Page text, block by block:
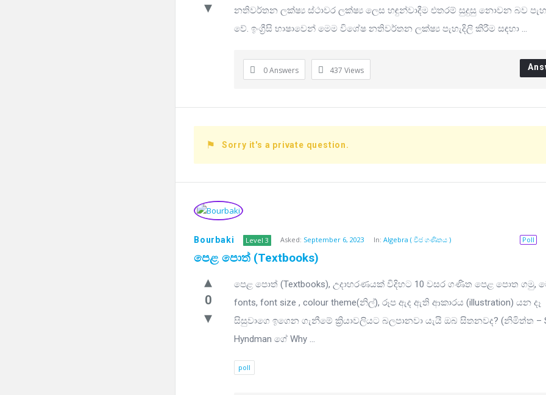
නතිවර්තන ලක්ෂ්‍ය ස්ථාවර ලක්ෂ්‍ය ලෙස හඳුන්වාදීම එතරම් සුදුසු නොවන බව
වේ. ඉංග්‍රීසි භාෂාවෙන් මෙම විශේෂ නතිවර්තන ලක්ෂ්‍ය පැහැදිලි කිරීම සඳහා ...
0 Answers 437 Views
Sorry it's a private question.
Poll
Bourbaki Level 3 Asked: September 6, 2023 In:Algebra ( වීජ ගණිතය )
පෙළ පොත් (Textbooks)
0
පෙළ පොත් (Textbooks), උදාහරණයක් විදිහට 10 වසර ගණිත පෙළ පොත ගමු,
fonts, font size , colour theme(නිල්), රූප ඇද ඇති ආකාරය (illustration) යන දෑ
සිසුවාගෙ ඉගෙන ගැනීමේ ක්‍රියාවලියට බලපානවා යැයි ඔබ සිතනවද? (නිමිත්ත –
Hyndman ගේ Why ...
poll